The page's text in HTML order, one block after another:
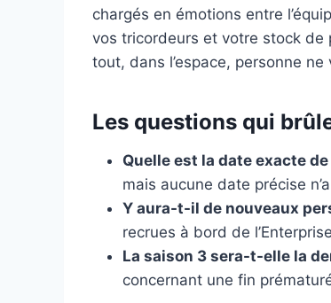
chargés en émotions entre
vos tricordeurs et votre stock de
tout, dans l’espace, personne
Les questions qui
Quelle est la date exacte
mais aucune date précise
Y aura-t-il de nouveaux
recrues à bord de
La saison 3 sera-t-elle la
concernant une fin